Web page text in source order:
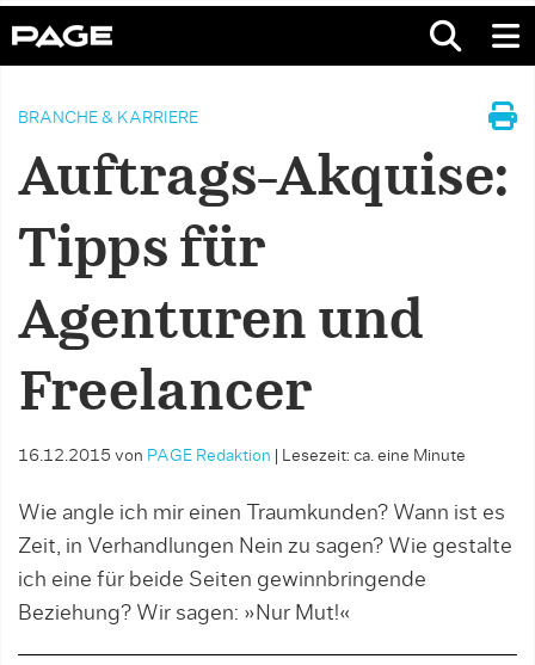
BRANCHE & KARRIERE
Auftrags-Akquise:
Tipps für
Agenturen und
Freelancer
16.12.2015 von PAGE Redaktion Lesezeit: ca. eine Minute
Wie angle ich mir einen Traumkunden? Wann ist es
Zeit, in Verhandlungen Nein zu sagen? Wie gestalte
ich eine für beide Seiten gewinnbringende
Beziehung? Wir sagen: »Nur Mut!«